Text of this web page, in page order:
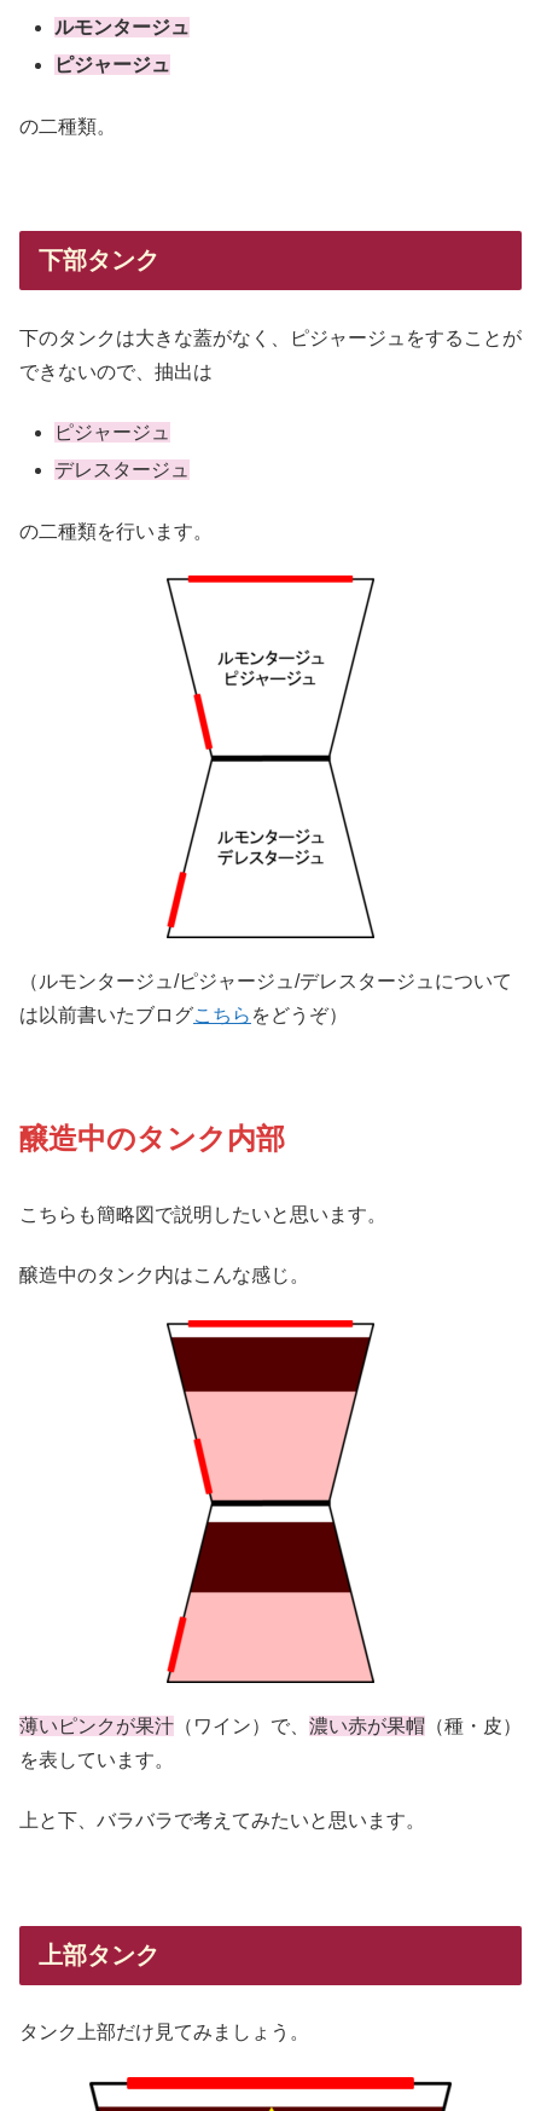
ルモンタージュ
ピジャージュ
の二種類。
下部タンク
下のタンクは大きな蓋がなく、ピジャージュをすることが
できないので、抽出は
ピジャージュ
デレスタージュ
の二種類を行います。
（ルモンタージュ/ピジャージュ/デレスタージュについて
は以前書いたブログこちら をどうぞ）
醸造中のタンク内部
こちらも簡略図で説明したいと思います。
醸造中のタンク内はこんな感じ。
薄いピンクが果汁 （ワイン）で、 濃い赤が果帽 （種・皮）
を表しています。
上と下、バラバラで考えてみたいと思います。
上部タンク
タンク上部だけ見てみましょう。